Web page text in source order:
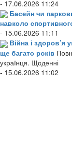
- 17.06.2026 11:24
Басейн чи
навколо
- 15.06.2026 11:11
Війна і здоров’я
ще багато років
українця. Щоденні
- 15.06.2026 11:02